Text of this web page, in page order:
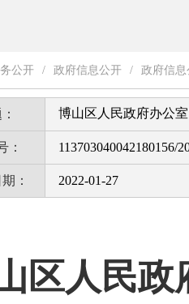
公开 / 政府信息公开 / 政府信
博山区人民政府办公
： 113703040042180156/
： 2022-01-27
区人民政